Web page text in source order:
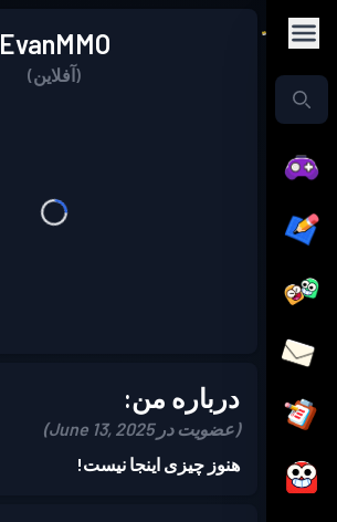
EvanMMO
(آفلاین)
درباره من:
(عضویت در June 13, 2025)
هنوز چیزی اینجا نیست!